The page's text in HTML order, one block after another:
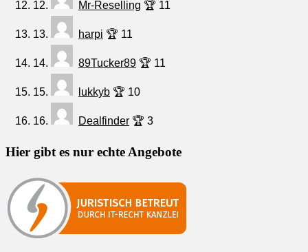
12. Mr-Reselling 🏆 11
13. harpi 🏆 11
14. 89Tucker89 🏆 11
15. lukkyb 🏆 10
16. Dealfinder 🏆 3
Hier gibt es nur echte Angebote